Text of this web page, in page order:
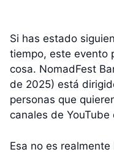
Si has estado
tiempo, este evento
cosa. NomadFest
de 2025) está
personas que
canales de YouTube
Esa no es